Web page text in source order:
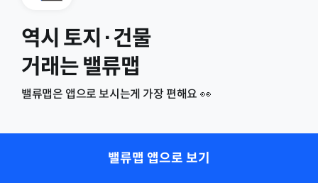
역시 토지·건물
거래는 밸류맵
밸류맵은 앱으로 보시는게 가장 편해요 👀
밸류맵 앱으로 보기